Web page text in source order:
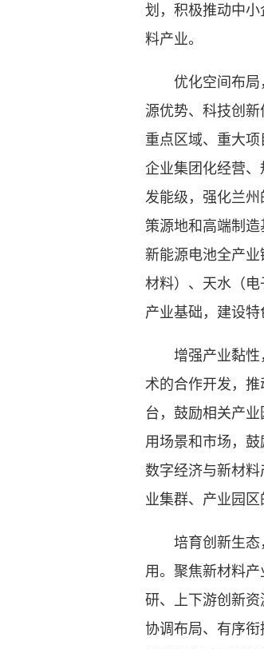
划，积极推动中
料产业。
优化空间布局，
源优势、科技创
重点区域、重大
企业集团化经营
发能级，强化兰
策源地和高端制
新能源电池全产
材料）、天水（
产业基础，建设特
增强产业黏性，
术的合作开发，
台，鼓励相关产
用场景和市场，
数字经济与新材
业集群、产业园
培育创新生态，
用。聚焦新材料
研、上下游创新
协调布局、有序